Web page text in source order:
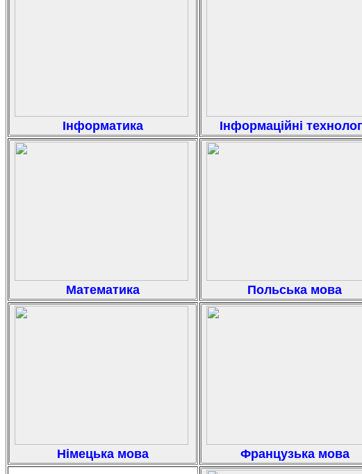
Інформатика Інформаційні
Математика Польська мова
Німецька мова Французька мова